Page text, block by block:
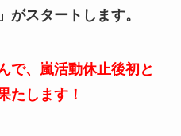
がスタートします。
で、嵐活動休止後初と
たします！